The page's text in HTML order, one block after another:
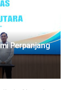
Perpanjang